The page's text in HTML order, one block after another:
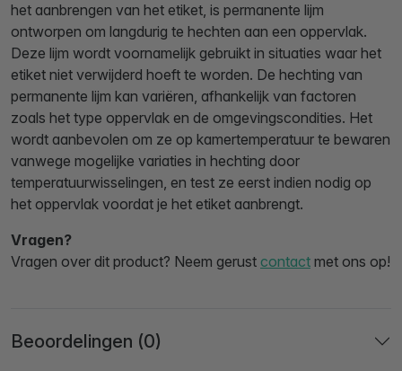
het aanbrengen van het etiket, is permanente lijm
ontworpen om langdurig te hechten aan een oppervlak.
Deze lijm wordt voornamelijk gebruikt in situaties waar het
etiket niet verwijderd hoeft te worden. De hechting van
permanente lijm kan variëren, afhankelijk van factoren
zoals het type oppervlak en de omgevingscondities. Het
wordt aanbevolen om ze op kamertemperatuur te bewaren
vanwege mogelijke variaties in hechting door
temperatuurwisselingen, en test ze eerst indien nodig op
het oppervlak voordat je het etiket aanbrengt.
Vragen?
Vragen over dit product? Neem gerust contact met ons op!
Beoordelingen (0)